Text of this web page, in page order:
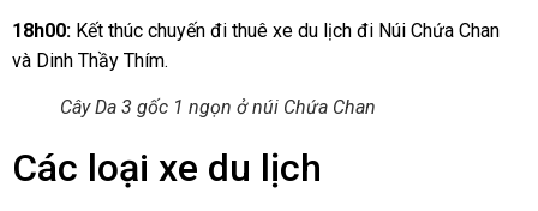
18h00: Kết thúc chuyến đi thuê xe du lịch đi Núi Chứa Chan
và Dinh Thầy Thím.
Cây Da 3 gốc 1 ngọn ở núi Chứa Chan
Các loại xe du lịch